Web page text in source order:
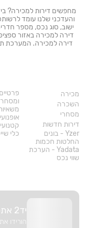
והעדכני שלנו עומד
ישוב, סוג נכס, מספר
דירה למכירה באזור
דירה למכירה. המערכת
מכירה
השכרה
מסחרי
דירות חדשות
Yzer - בונים
החלטות חכמות
Yadata - הערכת
שווי נכס
פרטיים
כלי
יד2 אתכם בכל מקום
הורידו